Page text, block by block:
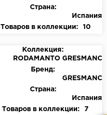
Страна:
Испания
Товаров в коллекции:
10
Коллекция:
RODAMANTO GRESMANC
Бренд:
GRESMANC
Страна:
Испания
Товаров в коллекции:
7